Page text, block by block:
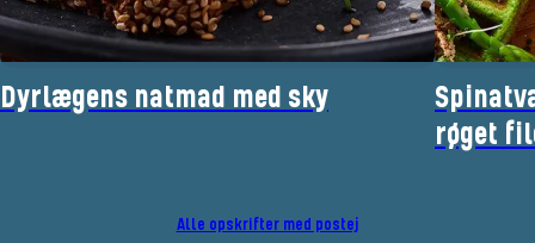
Dyrlægens natmad med sky
røget
Alle opskrifter med postej